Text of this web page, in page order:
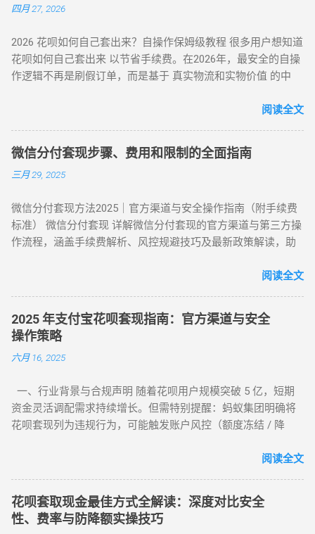
直接通过银行渠道取现，手续费约 1%-3%，日息 0.05%。 借呗
/ 网商贷 ：纯线上信用贷款，额度独立，年化利率低至 7.3%。
亲友代付 ：通过正规消费场景周转资...
通道 花呗为信用卡还款（支持支付宝通道）； 信用卡预借现金
付模式 通过为亲友代购商品实现资金流转，零手续费但依赖人
际关系信任。 三、套现操作速查：3 大高频实用方案对比 方案
名称 到账时间 手续费范围 推荐指数 适合场景 扫码秒提 10 分
4%-8% ★★★★☆ 日常规律性套现 亲友代付 即时到账 0%
★★★☆☆ 低频次隐私需求 四、2025 年花呗风控破解策略
（实操级指南） （一）行为模拟防监测技巧 金额控制 ：单次
间间隔 ：两次操作间隔≥72 小时，模拟真实消费周期 场景多元
化 ：交替使用扫码支付、生活缴费、电商购...
一、 2026 年主流刷花呗 App 模式对比 App 类型 技术核心 到账
⭐⭐⭐⭐ 电商代购助手 真实物流单号生成 T+1 隔天 ⭐⭐⭐⭐⭐ 虚
拟卡回购平台 话费/卡券回收 1-2 小时 ⭐⭐⭐ 二、 如何正确使用
App 刷取花呗？ 为了保障资金安全与账户健康，使用此类 App
四月 27, 2026
2026 花呗如何自己套出来？自操作保姆级教程 很多用户想知道
花呗如何自己套出来 以节省手续费。在2026年，最安全的自操
作逻辑不再是刷假订单，而是基于 真实物流和实物价值 的中
道，用户可以绕过传统商家的层层抽成，实现资金的低折损回
折损 高安全性 自操作的核心在于“隐蔽性”。如果你直接扫描自
己的收款码，支付宝风控会瞬间识别为违规套现。以下是 2026
年依然有效的几种正确自操作姿势。 一、 2026 个人自操作三
物转手 天猫/京东买手机回购 约 5% T+1 / T+2 话费/流量代充
帮亲友充值并代收现金 约 2% 即时 黄金/硬通货模式 支付宝黄
金回购或实物金 视金价波动 2-3个工作日 二、 深度步骤：花呗
是 2026 年权重最高的方法。在天猫旗舰店挑选一款热门手机
（如 iPh...
阅读全文
微信分付套现步骤、费用和限制的全面指南
三月 29, 2025
微信分付套现方法2025｜官方渠道与安全操作指南（附手续费
标准） 微信分付套现 详解微信分付套现的官方渠道与第三方操
作流程，涵盖手续费解析、风控规避技巧及最新政策解读，助
年新规：微信支付强化分付风控，禁止直接套现（引用央行
（第三方支付研究院数据） 主流方式：通过虚拟商品交易（占
比68%）、线下商家合作（占比22%） 二、微信分付套现操作
指南（2025最新流程） 官方渠道：分付还款抵扣（合规但有限
制） 路径：微信→钱包→分付→还款→使用分付额度还款 限
易（主流方法） 选择支持分付的电商平台（如美团、苏宁易
购） 购买电子礼品卡/话费充值（建议≤2000元/笔） 联系回收
商变现，手续费8%-15% 线下商家合作：扫码套现（需深度信
阅读全文
2025 年支付宝花呗套现指南：官方渠道与安全
操作策略
六月 16, 2025
一、行业背景与合规声明 随着花呗用户规模突破 5 亿，短期
资金灵活调配需求持续增长。但需特别提醒：蚂蚁集团明确将
花呗套现列为违规行为，可能触发账户风控（额度冻结 / 降
可的额度使用场景及低风险操作方案，助力用户理性管理信用
（一）电商平台类 —— 高频消费场景适配 ▶ 淘宝 / 天猫（五星
推荐） 安全指数 ：★★★★★（支付宝生态内闭环操作） 操
作流程 ： 选择 “蚂蚁花呗分期” 标识商品（3C 数码 / 家电等高
阅读全文
花呗套取现金最佳方式全解读：深度对比安全
性、费率与防降额实操技巧